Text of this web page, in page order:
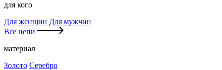
для кого
Для женщин Для мужчин
Все цепи
материал
Золото Серебро